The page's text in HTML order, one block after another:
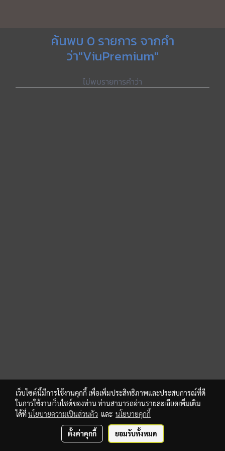
ค้นพบ 0 รายการ จากคำ
ว่า"ViuPremium"
ไม่พบรายการคำว่า
เว็บไซต์นี้มีการใช้งานคุกกี้ เพื่อเพิ่มประสิทธิภาพและประสบการณ์ที่ดี
ในการใช้งานเว็บไซต์ของท่าน ท่านสามารถอ่านรายละเอียดเพิ่มเติม
ได้ที่นโยบายความเป็นส่วนตัว และ นโยบายคุกกี้
ตั้งค่าคุกกี้ ยอมรับทั้งหมด